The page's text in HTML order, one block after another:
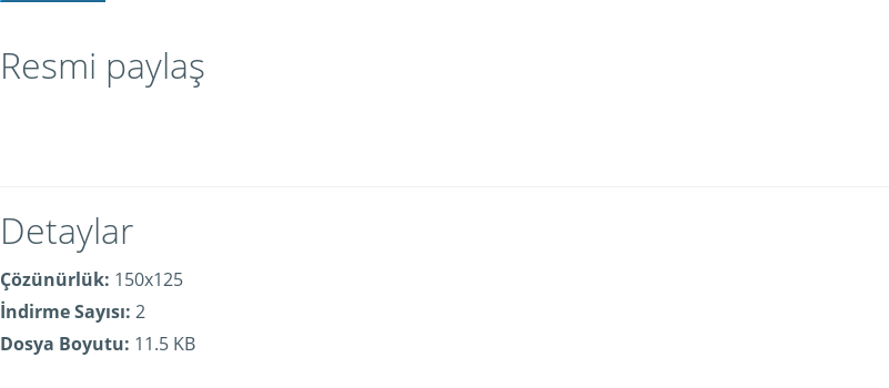
Resmi paylaş
Detaylar
Çözünürlük: 150x125
İndirme Sayısı: 2
Dosya Boyutu: 11.5 KB